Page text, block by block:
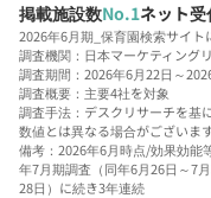
掲載施設数No.1ネット
2026年6月期_保育園検索サイト
調査機関：日本マーケティング
調査期間：2026年6月22日～
調査概要：主要4社を対象
調査手法：デスクリサーチを基
数値とは異なる場合がございます
備考：2026年6月時点/効果効能
年7月期調査（同年6月26日～7
28日）に続き3年連続